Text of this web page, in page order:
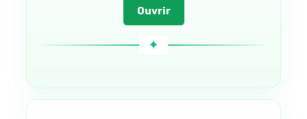
Ouvrir